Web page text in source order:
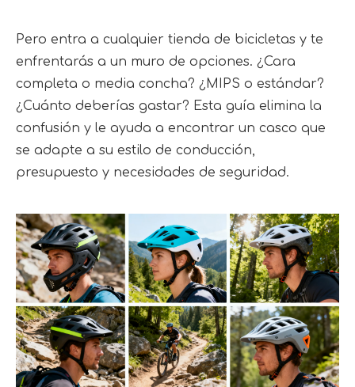
Pero entra a cualquier tienda de bicicletas y te
enfrentarás a un muro de opciones. ¿Cara
completa o media concha? ¿MIPS o estándar?
¿Cuánto deberías gastar? Esta guía elimina la
confusión y le ayuda a encontrar un casco que
se adapte a su estilo de conducción,
presupuesto y necesidades de seguridad.